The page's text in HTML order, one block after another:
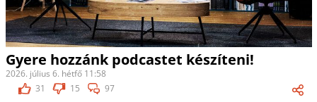
Gyere hozzánk podcastet készíteni!
2026. július 6. hétfő 11:58
31
15 97